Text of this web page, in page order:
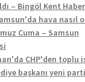
– Bingöl Kent Haber
hava nasıl
Cuma – Samsun
CHP'den toplu
başkanı yeni